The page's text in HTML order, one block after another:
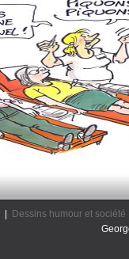
Dessins humour et société